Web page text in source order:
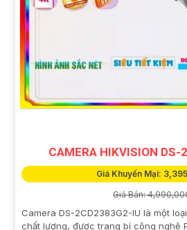
CAMERA HIKVISION DS-
Giá Khuyến Mại:
Giá Bán:
Camera DS-2CD2383G2-IU là một
chất lượng, được trang bị công nghệ